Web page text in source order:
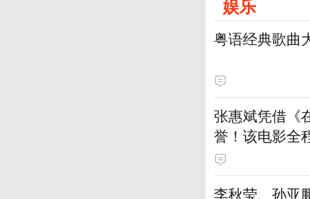
娱乐
粤语经典歌曲
张惠斌凭借《
誉！该电影全
土演员
李秋莹、孙亚